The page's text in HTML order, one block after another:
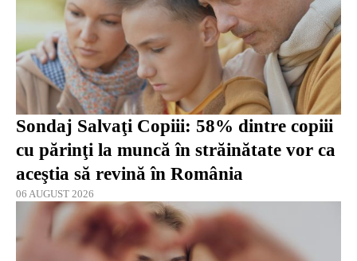
Sondaj Salvaţi Copiii: 58% dintre copiii
cu părinţi la muncă în străinătate vor ca
aceştia să revină în România
06 AUGUST 2026